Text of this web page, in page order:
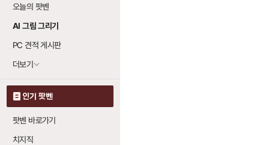
오늘의 팟벤
AI 그림 그리기
PC 견적 게시판
더보기
인기 팟벤
팟벤 바로가기
치지직